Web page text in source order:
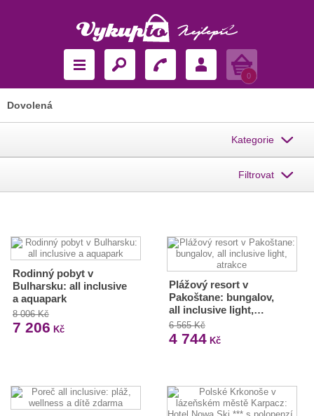
Košík
0
Dovolená
Kategorie
Filtrovat
Rodinný pobyt v
Bulharsku: all inclusive
a aquapark
8 006 Kč
7 206 Kč
Plážový resort v
Pakoštane: bungalov,
all inclusive light,…
6 565 Kč
4 744Kč